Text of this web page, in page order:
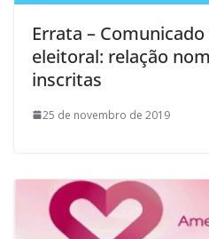
Errata –
eleitoral: relação
inscritas
25 de novembro de 2019